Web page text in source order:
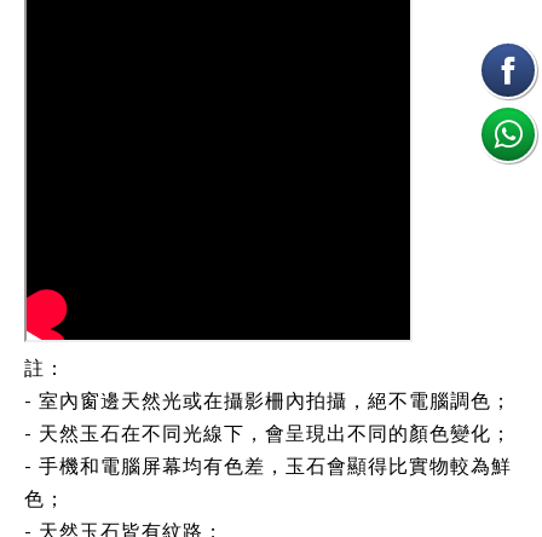
註：
- 室內窗邊天然光或在攝影柵內拍攝，絕不電腦調色；
- 天然玉石在不同光線下，會呈現出不同的顏色變化；
- 手機和電腦屏幕均有色差，玉石會顯得比實物較為鮮
色；
- 天然玉石皆有紋路；